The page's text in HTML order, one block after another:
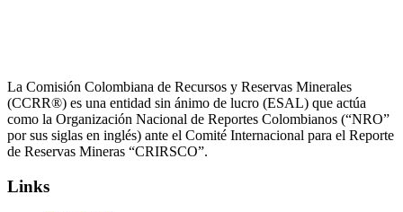
La Comisión Colombiana de Recursos y Reservas Minerales
(CCRR®) es una entidad sin ánimo de lucro (ESAL) que actúa
como la Organización Nacional de Reportes Colombianos (“NRO”
por sus siglas en inglés) ante el Comité Internacional para el Reporte
de Reservas Mineras “CRIRSCO”.
Links